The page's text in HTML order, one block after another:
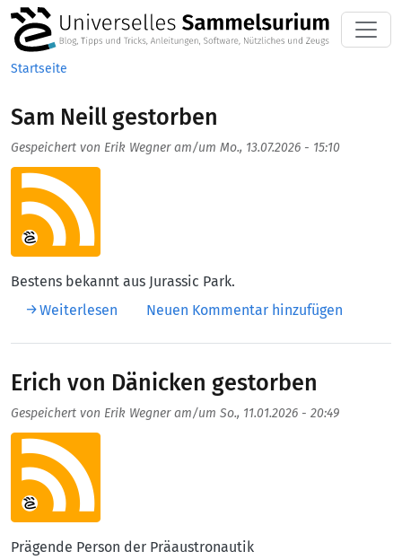
Direkt zum Inhalt
Startseite
Sam Neill gestorben
Gespeichert von Erik Wegneram/um Mo., 13.07.2026 - 15:10
Aufmacherbild
Bestens bekannt aus Jurassic Park.
Weiterlesen über Sam Neill gestorben
Neuen Kommentar hinzufügen
Erich von Dänicken gestorben
Gespeichert von Erik Wegneram/um So., 11.01.2026 - 20:49
Aufmacherbild
Prägende Person der Präaustronautik